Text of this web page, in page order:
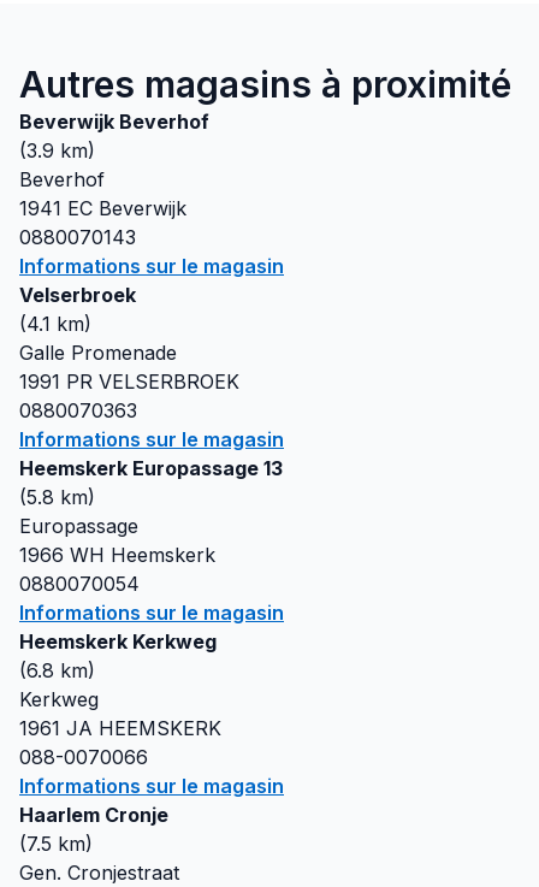
Autres magasins à proximité
Beverwijk Beverhof
(3.9 km)
Beverhof
1941 EC Beverwijk
0880070143
Informations sur le magasin
Velserbroek
(4.1 km)
Galle Promenade
1991 PR VELSERBROEK
0880070363
Informations sur le magasin
Heemskerk Europassage 13
(5.8 km)
Europassage
1966 WH Heemskerk
0880070054
Informations sur le magasin
Heemskerk Kerkweg
(6.8 km)
Kerkweg
1961 JA HEEMSKERK
088-0070066
Informations sur le magasin
Haarlem Cronje
(7.5 km)
Gen. Cronjestraat